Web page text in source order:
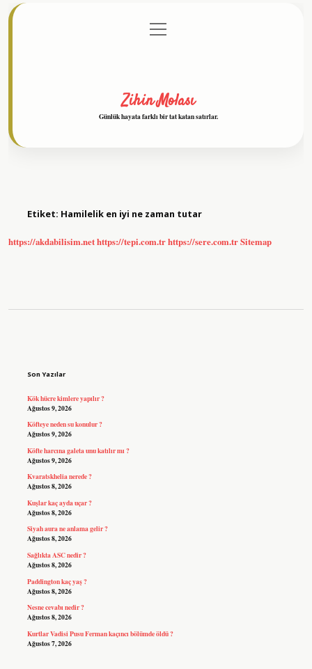
Gizlilik Politikası
menüyü
aç
Zihin Molası
Günlük hayata farklı bir tat katan satırlar.
Etiket: Hamilelik en iyi ne zaman tutar
https://akdabilisim.nethttps://tepi.com.trhttps://sere.com.trSitemap
Son Yazılar
Kök hücre kimlere yapılır ?
Ağustos 9, 2026
Köfteye neden su konulur ?
Ağustos 9, 2026
Köfte harcına galeta unu katılır mı ?
Ağustos 9, 2026
Kvaratskhelia nerede ?
Ağustos 8, 2026
Kuşlar kaç ayda uçar ?
Ağustos 8, 2026
Siyah aura ne anlama gelir ?
Ağustos 8, 2026
Sağlıkta ASC nedir ?
Ağustos 8, 2026
Paddington kaç yaş ?
Ağustos 8, 2026
Nesne cevabı nedir ?
Ağustos 8, 2026
Kurtlar Vadisi Pusu Ferman kaçıncı bölümde öldü ?
Ağustos 7, 2026